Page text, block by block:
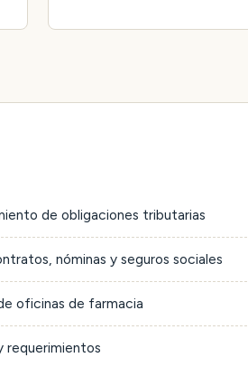
de obligaciones tributarias
nóminas y seguros sociales
oficinas de farmacia
requerimientos